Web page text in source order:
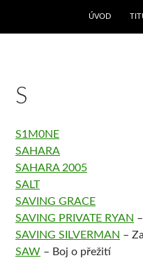
ÚVOD
S
S1M0NE
SAHARA
SAHARA 2005
SALT
SAVING GRACE
SAVING PRIVATE RYAN
SAVING SILVERMAN –
SAW – Boj o přežití